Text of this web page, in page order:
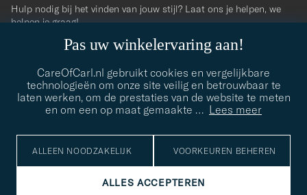
Pas uw winkelervaring aan!
CareOfCarl.nl gebruikt cookies en vergelijkbare
technologieën om onze site veilig en betrouwbaar te
laten werken, om de prestaties van de website te meten
en om een op maat gemaakte … Lees meer
ALLEEN NOODZAKELIJK VOORKEUREN BEHEREN
ALLES ACCEPTEREN
contact@careofcarl.com
Hulp nodig bij het vinden van jouw stijl? Laat ons je helpen, we
helpen je graag!
STIJLADVIES
© Care of Carl 2026